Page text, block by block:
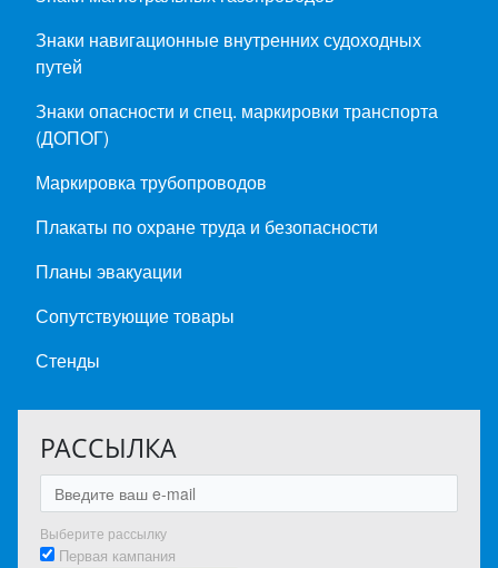
Знаки навигационные внутренних судоходных
путей
Знаки опасности и спец. маркировки транспорта
(ДОПОГ)
Маркировка трубопроводов
Плакаты по охране труда и безопасности
Планы эвакуации
Сопутствующие товары
Стенды
РАССЫЛКА
Выберите рассылку
Первая кампания